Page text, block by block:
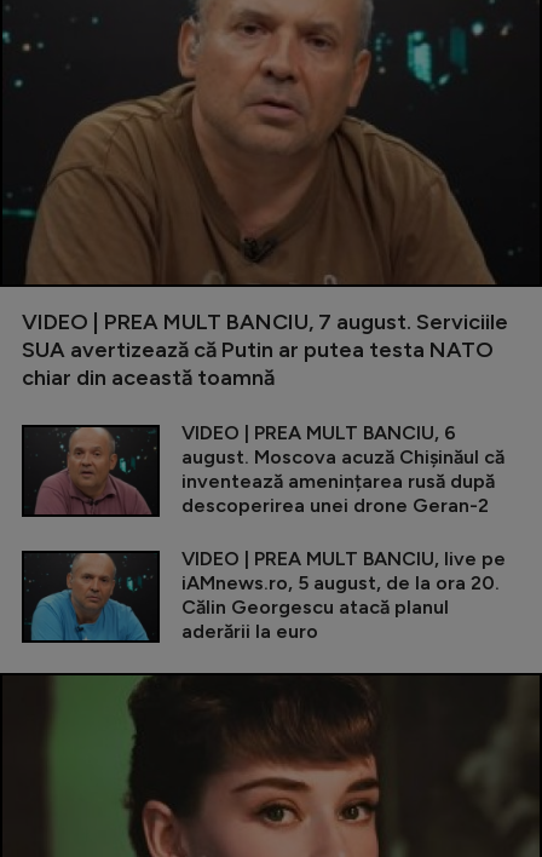
VIDEO | PREA MULT BANCIU, 7 august. Serviciile
SUA avertizează că Putin ar putea testa NATO
chiar din această toamnă
VIDEO | PREA MULT BANCIU, 6
august. Moscova acuză Chișinăul că
inventează amenințarea rusă după
descoperirea unei drone Geran-2
VIDEO | PREA MULT BANCIU, live pe
iAMnews.ro, 5 august, de la ora 20.
Călin Georgescu atacă planul
aderării la euro